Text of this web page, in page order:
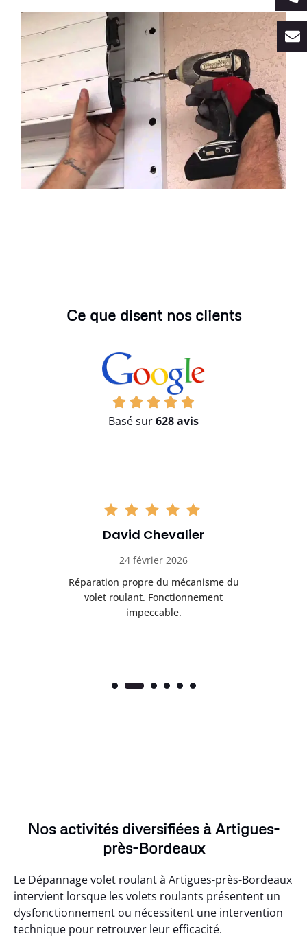
Ce que disent nos clients
Basé sur628 avis
David Chevalier
24 février 2026
Réparation propre du mécanisme du
volet roulant. Fonctionnement
impeccable.
Nos activités diversifiées à Artigues-
près-Bordeaux
Le Dépannage volet roulant à Artigues-près-Bordeaux
intervient lorsque les volets roulants présentent un
dysfonctionnement ou nécessitent une intervention
technique pour retrouver leur efficacité.